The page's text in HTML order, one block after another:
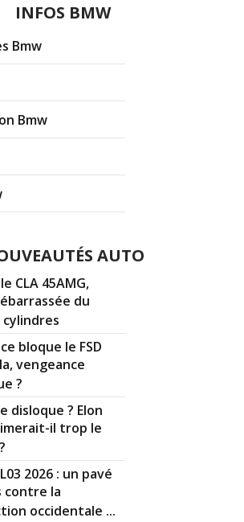
INFOS BMW
Bmw
Bmw
AUTO
CLA 45AMG,
du
bloque le FSD
vengeance
?
disloque ? Elon
il trop le
2026 : un pavé
contre la
occidentale ...